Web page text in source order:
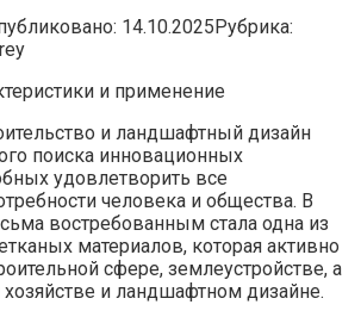
14.10.2025Рубрика:
и применение
и ландшафтный дизайн
поиска инновационных
удовлетворить все
человека и общества. В
востребованным стала одна из
материалов, которая активно
сфере, землеустройстве, а
и ландшафтном дизайне.